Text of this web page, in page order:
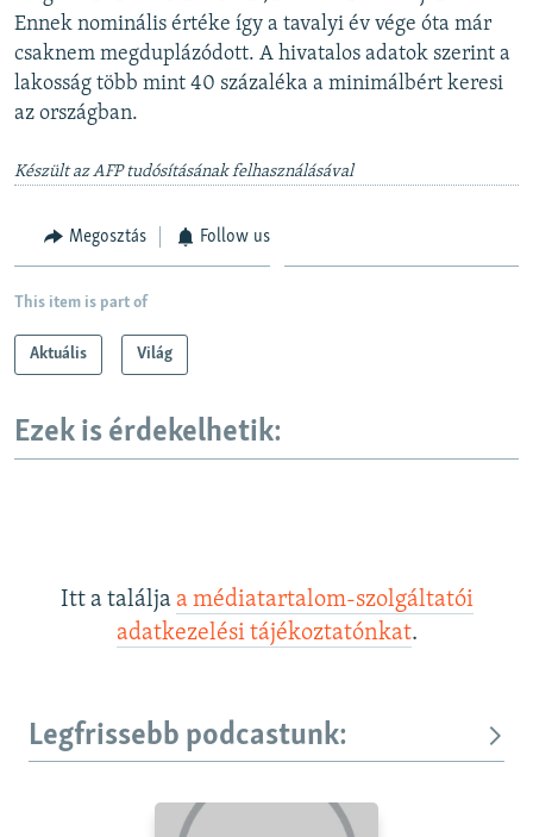
Ennek nominális értéke így a tavalyi év vége óta már
csaknem megduplázódott. A hivatalos adatok szerint a
lakosság több mint 40 százaléka a minimálbért keresi
az országban.
Készült az AFP tudósításának felhasználásával
Megosztás Follow us
This item is part of
Aktuális Világ
Ezek is érdekelhetik:
Itt a találja a médiatartalom-szolgáltatói
adatkezelési tájékoztatónkat.
Legfrissebb podcastunk: